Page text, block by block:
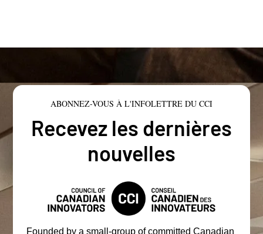
ABONNEZ-VOUS À L'INFOLETTRE DU CCI
Recevez les dernières
nouvelles